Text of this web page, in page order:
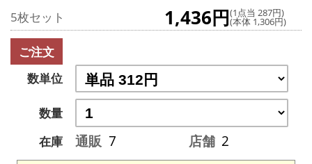
5枚セット 1,436円(1点当 287円)
(本体 1,306円)
ご注文
数単位
数量
在庫
通販 7 店舗 2